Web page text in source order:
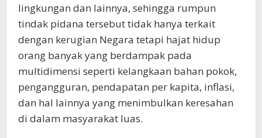
lingkungan dan lainnya, sehingga rumpun
tindak pidana tersebut tidak hanya terkait
dengan kerugian Negara tetapi hajat hidup
orang banyak yang berdampak pada
multidimensi seperti kelangkaan bahan pokok,
pengangguran, pendapatan per kapita, inflasi,
dan hal lainnya yang menimbulkan keresahan
di dalam masyarakat luas.